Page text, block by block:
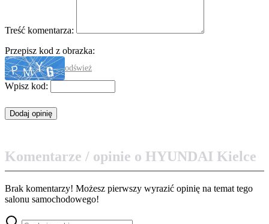
Treść komentarza:
Przepisz kod z obrazka:
odśwież
Wpisz kod:
Komentarze / opinie o HYUNDAI Kielce
Brak komentarzy! Możesz pierwszy wyrazić opinię na temat tego
salonu samochodowego!